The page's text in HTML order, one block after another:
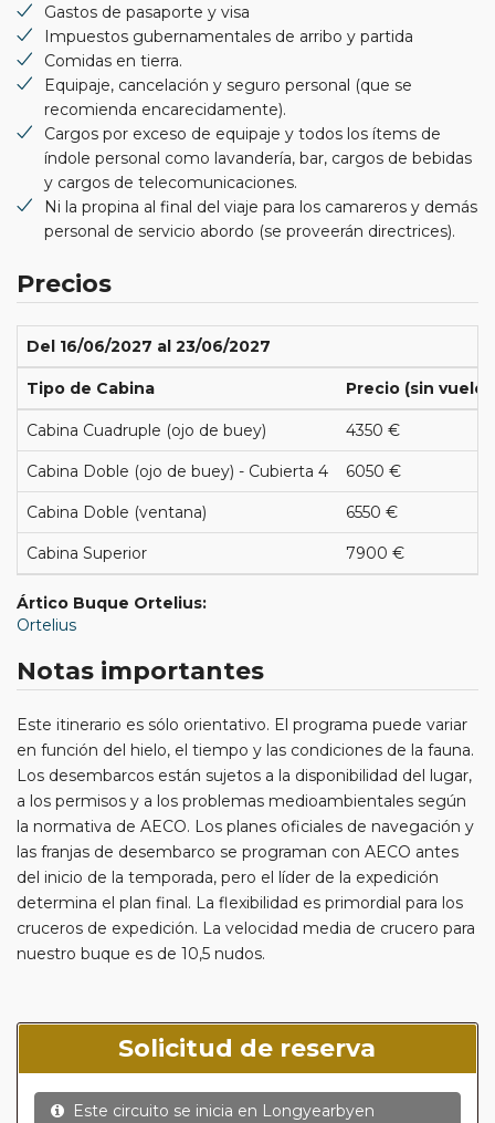
Gastos de pasaporte y visa
Impuestos gubernamentales de arribo y partida
Comidas en tierra.
Equipaje, cancelación y seguro personal (que se
recomienda encarecidamente).
Cargos por exceso de equipaje y todos los ítems de
índole personal como lavandería, bar, cargos de bebidas
y cargos de telecomunicaciones.
Ni la propina al final del viaje para los camareros y demás
personal de servicio abordo (se proveerán directrices).
Precios
Del 16/06/2027 al 23/06/2027
Tipo de Cabina Precio (sin
Cabina Cuadruple (ojo de buey) 4350 €
Cabina Doble (ojo de buey) - Cubierta 4 6050 €
Cabina Doble (ventana) 6550 €
Cabina Superior 7900 €
Ártico Buque Ortelius:
Ortelius
Notas importantes
Este itinerario es sólo orientativo. El programa puede variar
en función del hielo, el tiempo y las condiciones de la fauna.
Los desembarcos están sujetos a la disponibilidad del lugar,
a los permisos y a los problemas medioambientales según
la normativa de AECO. Los planes oficiales de navegación y
las franjas de desembarco se programan con AECO antes
del inicio de la temporada, pero el líder de la expedición
determina el plan final. La flexibilidad es primordial para los
cruceros de expedición. La velocidad media de crucero para
nuestro buque es de 10,5 nudos.
Solicitud de reserva
Este circuito se inicia en Longyearbyen